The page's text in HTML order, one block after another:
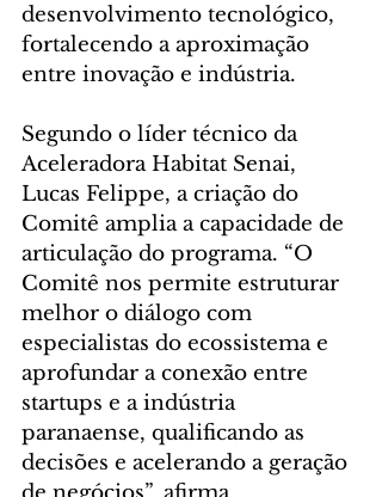
desenvolvimento tecnológico,
fortalecendo a aproximação
entre inovação e indústria.
Segundo o líder técnico da
Aceleradora Habitat Senai,
Lucas Felippe, a criação do
Comitê amplia a capacidade de
articulação do programa. “O
Comitê nos permite estruturar
melhor o diálogo com
especialistas do ecossistema e
aprofundar a conexão entre
startups e a indústria
paranaense, qualificando as
decisões e acelerando a geração